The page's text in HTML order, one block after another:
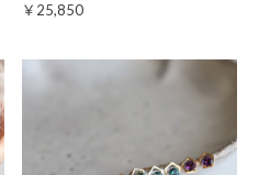
￥25,850